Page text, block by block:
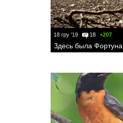
18 гру '19 18 +207
Здесь была Фортуна.